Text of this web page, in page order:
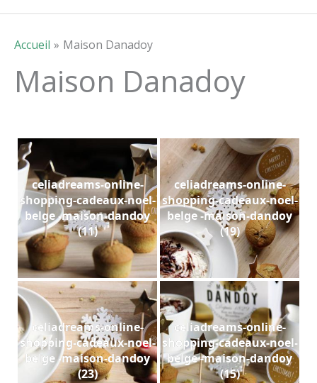
Accueil Maison Danadoy
Maison Danadoy
celiadreams-online-
shopping-cadeaux-noel-
belge -maison-dandoy
(11)
celiadreams-online-
shopping-cadeaux-noel-
belge -maison-dandoy
(19)
celiadreams-online-
shopping-cadeaux-noel-
belge -maison-dandoy
(23)
celiadreams-online-
shopping-cadeaux-noel-
belge -maison-dandoy
(15)